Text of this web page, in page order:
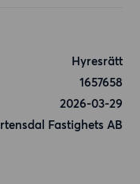
Hyresrätt
1657658
2026-03-29
Fastighets AB